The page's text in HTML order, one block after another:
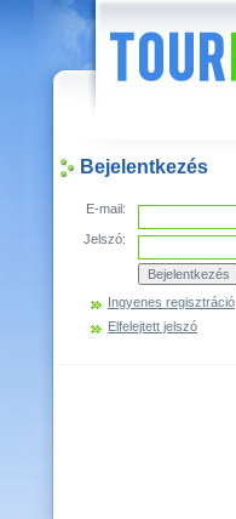
Bejelentkezés
E-mail:
Jelszó:
Ingyenes regisztráció
Elfelejtett jelszó